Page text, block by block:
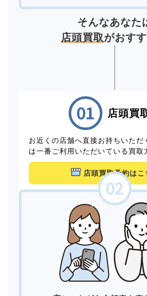
そんなあなた
店頭買取がおすす
店頭買
お近くの店舗へ直接お持ちいただ
は一番ご利用いただいている買取
店頭買取予約はこ